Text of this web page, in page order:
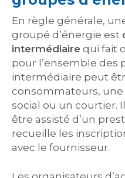
En règle générale,
groupé d’énergie est
intermédiaire qui fait
pour l’ensemble des
intermédiaire peut
consommateurs,
social ou un courtier.
être assisté d’un
recueille les
avec le fournisseur.